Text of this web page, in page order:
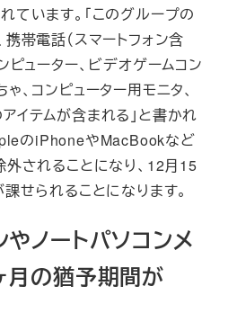
ています。「このグループの
帯電話（スマートフォン含
ピューター、ビデオゲームコン
、コンピューター用モニタ、
イテムが含まれる」と書かれ
のiPhoneやMacBookなど
外されることになり、12月15
せられることになります。
やノートパソコンメ
月の猶予期間が